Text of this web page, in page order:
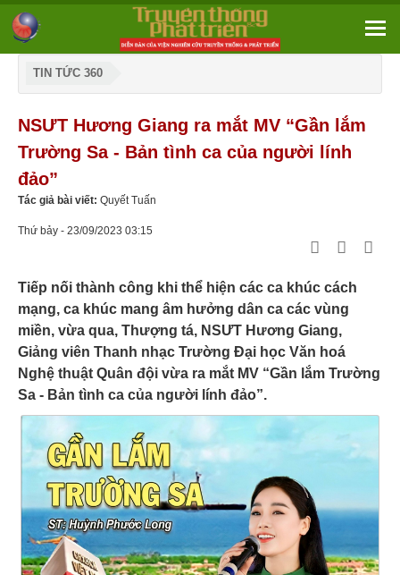
TIN TỨC 360
NSƯT Hương Giang ra mắt MV “Gần lắm
Trường Sa - Bản tình ca của người lính
đảo”
Tác giả bài viết: Quyết Tuấn
Thứ bảy - 23/09/2023 03:15
Tiếp nối thành công khi thể hiện các ca khúc cách
mạng, ca khúc mang âm hưởng dân ca các vùng
miền, vừa qua, Thượng tá, NSƯT Hương Giang,
Giảng viên Thanh nhạc Trường Đại học Văn hoá
Nghệ thuật Quân đội vừa ra mắt MV “Gần lắm Trường
Sa - Bản tình ca của người lính đảo”.